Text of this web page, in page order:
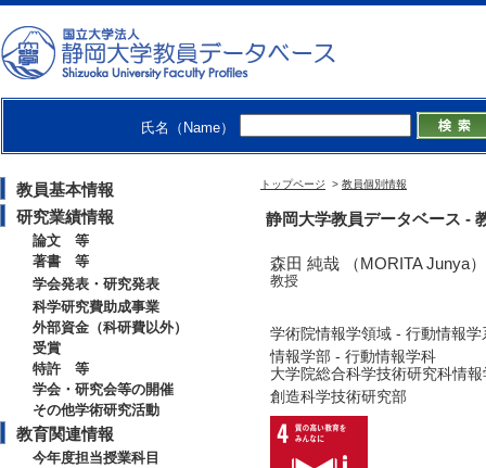
氏名（Name）
教員基本情報
研究業績情報
論文 等
著書 等
学会発表・研究発表
科学研究費助成事業
外部資金（科研費以外）
受賞
特許 等
学会・研究会等の開催
その他学術研究活動
教育関連情報
今年度担当授業科目
トップページ > 教員個別情報
静岡大学教員データベース -
森田 純哉 （MORITA Junya）
教授
学術院情報学領域 - 行動情報学
情報学部 - 行動情報学科
大学院総合科学技術研究科情
創造科学技術研究部